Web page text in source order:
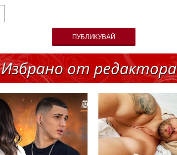
ПУБЛИКУВАЙ
Избрано от редактора